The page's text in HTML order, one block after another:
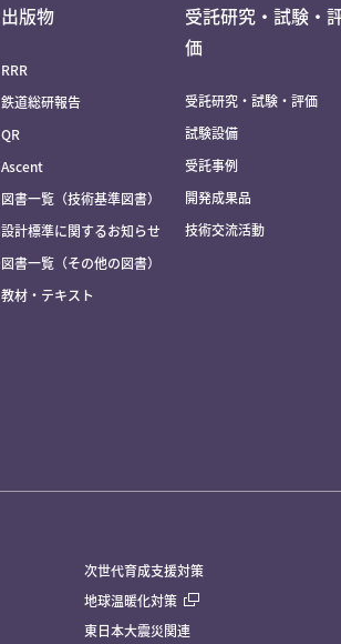
出版物
RRR
鉄道総研報告
QR
Ascent
図書一覧（技術基準図書）
設計標準に関するお知らせ
図書一覧（その他の図書）
教材・テキスト
受託研究・試験・
価
受託研究・試験・評価
試験設備
受託事例
開発成果品
技術交流活動
次世代育成支援対策
地球温暖化対策
東日本大震災関連